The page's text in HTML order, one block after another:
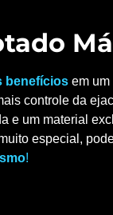
benefíciosem um
controle da
e um material
especial,
!